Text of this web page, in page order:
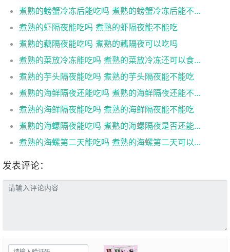
煮熟的螃蟹冷冻后能吃吗 煮熟的螃蟹冷冻后能不能吃
煮熟的虾隔夜能吃吗 煮熟的虾隔夜能不能吃
煮熟的藕隔夜能吃吗 煮熟的藕隔夜可以吃吗
煮熟的菜放冷冻能吃吗 煮熟的菜放冷冻还可以食用吗
煮熟的芋头隔夜能吃吗 煮熟的芋头隔夜能不能吃
煮熟的海鲜隔夜还能吃吗 煮熟的海鲜隔夜还能不能吃
煮熟的海鲜隔夜能吃吗 煮熟的海鲜隔夜能不能吃
煮熟的海螺隔夜能吃吗 煮熟的海螺隔夜是否还能吃
煮熟的海螺第二天能吃吗 煮熟的海螺第二天可以吃吗
发表评论：